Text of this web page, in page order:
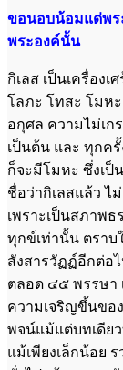
ขอนอบน้อมแด่พร
พระองค์นั้น
กิเลส เป็นเครื่อง
โลภะ โทสะ โมห
อกุศล ความไม่เก
เป็นต้น และ ทุกค
ก็จะมีโมหะ ซึ่งเป็
ชื่อว่ากิเลสแล้ว ไ
เพราะเป็นสภาพ
ทุกข์เท่านั้น ตราบ
สังสารวัฏฏ์อีกต่อ
ตลอด ๔๕ พรรษา
ความเจริญขึ้นขอ
พจน์แม้แต่บทเดีย
แม้เพียงเล็กน้อย